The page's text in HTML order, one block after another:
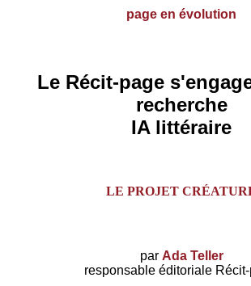
page en évolution
Le Récit-page
recherche
IA littéraire
LE PROJET
par Ada Teller
responsable éditoriale